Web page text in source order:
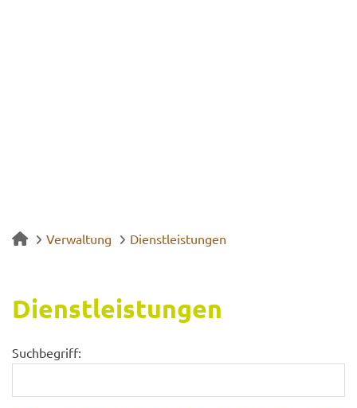
Verwaltung Dienstleistungen
Dienst­leis­tun­gen
Suchbegriff: